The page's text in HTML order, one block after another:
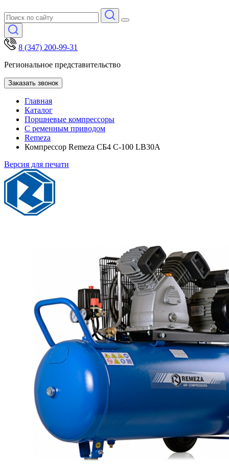
8 (347) 200-99-31
Региональное представительство
Заказать звонок
Главная
Каталог
Поршневые компрессоры
С ременным приводом
Remeza
Компрессор Remeza СБ4 С-100 LB30A
Версия для печати